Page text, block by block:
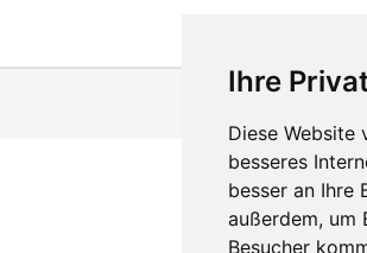
Ihre
Diese Website
besseres
besser an Ihre
außerdem, um
Besucher
Kontakt
Feedback
Fehler melden